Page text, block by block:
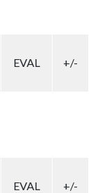
EVAL
+/-
EVAL
+/-